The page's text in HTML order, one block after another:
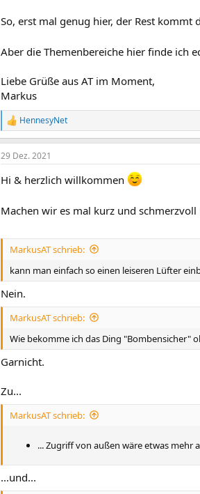
So, erst mal genug hier, der Rest kommt
Aber die Themenbereiche hier finde ich
Liebe Grüße aus AT im Moment,
Markus
R
e
a
k
i
e
:
HennesyNet
29 Dez. 2021
Hi & herzlich willkommen
Machen wir es mal kurz und schmerzvoll
MarkusAT schrieb:
kann man einfach so einen leiseren Lüfter
Nein.
MarkusAT schrieb:
Wie bekomme ich das Ding "Bombensicher"
Garnicht.
Zu...
MarkusAT schrieb:
... Zugriff von außen wäre etwas mehr
...und...